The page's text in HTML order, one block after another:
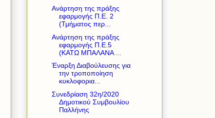
Ανάρτηση της πράξης
εφαρμογής Π.Ε. 2
(Τμήματος περ...
Ανάρτηση της πράξης
εφαρμογής Π.Ε.5
(ΚΑΤΩ ΜΠΑΛΑΝΑ ...
Έναρξη Διαβούλευσης για
την τροποποίηση
κυκλοφορια...
Συνεδρίαση 32η/2020
Δημοτικού Συμβουλίου
Παλλήνης